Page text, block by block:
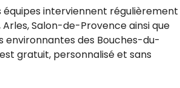
équipes interviennent régulièrement
Salon-de-Provence ainsi que
environnantes des Bouches-du-
gratuit, personnalisé et sans